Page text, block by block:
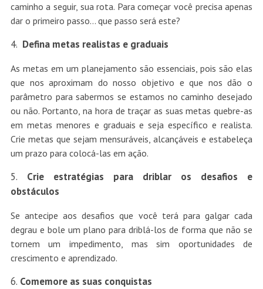
caminho a seguir, sua rota. Para começar você precisa apenas
dar o primeiro passo… que passo será este?
Defina metas realistas e graduais
As metas em um planejamento são essenciais, pois são elas
que nos aproximam do nosso objetivo e que nos dão o
parâmetro para sabermos se estamos no caminho desejado
ou não. Portanto, na hora de traçar as suas metas quebre-as
em metas menores e graduais e seja específico e realista.
Crie metas que sejam mensuráveis, alcançáveis e estabeleça
um prazo para colocá-las em ação.
Crie estratégias para driblar os desafios e
obstáculos
Se antecipe aos desafios que você terá para galgar cada
degrau e bole um plano para driblá-los de forma que não se
tornem um impedimento, mas sim oportunidades de
crescimento e aprendizado.
Comemore as suas conquistas